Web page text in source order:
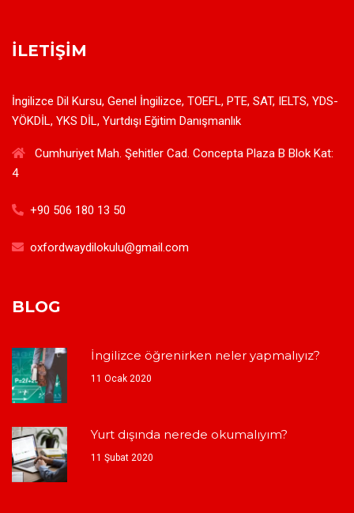
İLETIŞIM
İngilizce Dil Kursu, Genel İngilizce, TOEFL, PTE, SAT, IELTS, YDS-
YÖKDİL, YKS DİL, Yurtdışı Eğitim Danışmanlık
Cumhuriyet Mah. Şehitler Cad. Concepta Plaza B Blok Kat:
4
+90 506 180 13 50
oxfordwaydilokulu@gmail.com
BLOG
İngilizce öğrenirken neler yapmalıyız?
11 Ocak 2020
Yurt dışında nerede okumalıyım?
11 Şubat 2020